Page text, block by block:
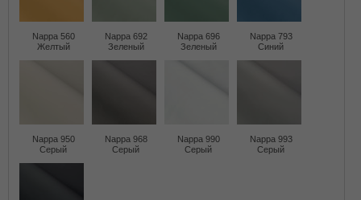
Nappa 560
Желтый
Nappa 692
Зеленый
Nappa 696
Зеленый
Nappa 793
Синий
Nappa 950
Серый
Nappa 968
Серый
Nappa 990
Серый
Nappa 993
Серый